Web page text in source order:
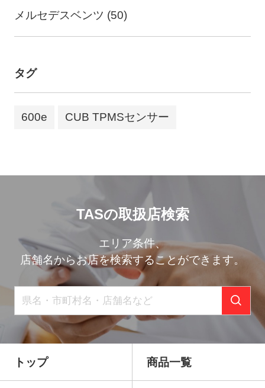
メルセデスベンツ (50)
タグ
600e CUB TPMSセンサー
TASの取扱店検索
エリア条件、
店舗名からお店を検索することができます。
トップ 商品一覧